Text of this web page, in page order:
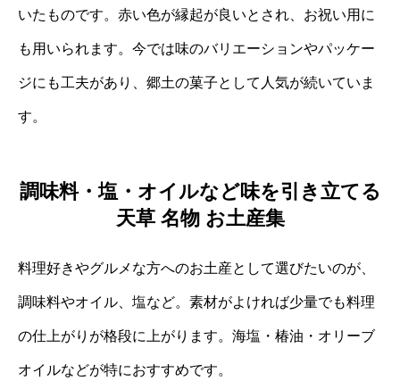
いたものです。赤い色が縁起が良いとされ、お祝い用に
も用いられます。今では味のバリエーションやパッケー
ジにも工夫があり、郷土の菓子として人気が続いていま
す。
調味料・塩・オイルなど味を引き立てる
天草 名物 お土産集
料理好きやグルメな方へのお土産として選びたいのが、
調味料やオイル、塩など。素材がよければ少量でも料理
の仕上がりが格段に上がります。海塩・椿油・オリーブ
オイルなどが特におすすめです。